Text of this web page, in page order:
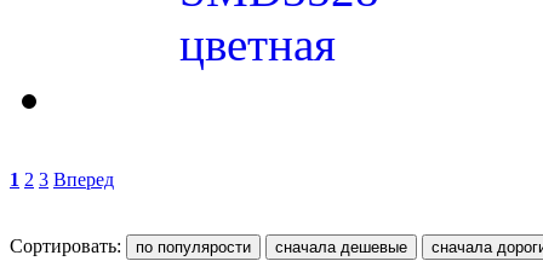
цветная
1 2 3 Вперед
Сортировать: